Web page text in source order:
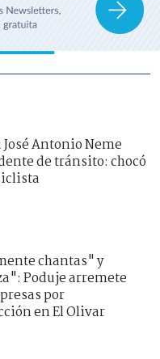
Antonio Neme
de tránsito: chocó
chantas" y
Poduje arremete
por
en El Olivar